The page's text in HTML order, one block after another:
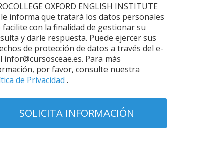
OXFORD ENGLISH INSTITUTE
le informa que tratará los datos personales
facilite con la finalidad de gestionar su
y darle respuesta. Puede ejercer sus
de protección de datos a través del e-
infor@cursosceae.es. Para más
por favor, consulte nuestra
de Privacidad.